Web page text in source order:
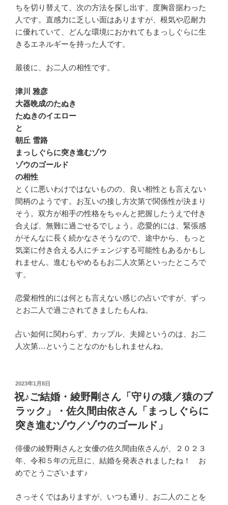
ちを切り替えて、次の方法を探し出す、度胸音据わった
人です。直感力に乏しい面はありますが、根気や忍耐力
に優れていて、どんな環境におかれてもまっしぐらに生
きるエネルギーを持った人です。
最後に、お二人の相性です。
津川 雅彦
大器晩成のたぬき
たぬきのイエロー
と
朝丘 雪路
まっしぐらに突き進むゾウ
ゾウのゴールド
の相性
とくに悪いわけではないものの、良い相性とも言えない
間柄のようです。お互いの接し方次第で関係性が決まり
そう。双方が相手の性格をちゃんと把握したうえで付き
合えば、無難に過ごせるでしょう。恋愛的には、緊張感
がそんなに長く続かなさそうなので、途中から、もっと
気楽に付き合える人にチェンジする可能性もあるかもし
れません。進むもやめるもお二人次第といったところで
す。
恋愛相性的には何とも言えない感じの占いですが、ずっ
とお二人で過ごされてきましたもんね。
占い如何に関わらず、カップル、夫婦というのは、お二
人次第…ということなのかもしれませんね。
投
稿
日:
2023年1月8日
祝♪ご結婚・綾野剛さん「守りの猿／猿のブ
ラック」・佐久間由依さん「まっしぐらに
突き進むゾウ／ゾウのゴールド」
俳優の綾野剛さんと女優の佐久間由依さんが、２０２３
年、令和５年の元旦に、結婚を発表されましたね！ お
めでとうございます♪
さっそくではありますが、いつも通り、お二人のことを